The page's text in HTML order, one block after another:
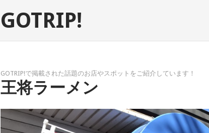
GOTRIP!
GOTRIP!で掲載された話題のお店やスポットをご紹介しています！
王将ラーメン